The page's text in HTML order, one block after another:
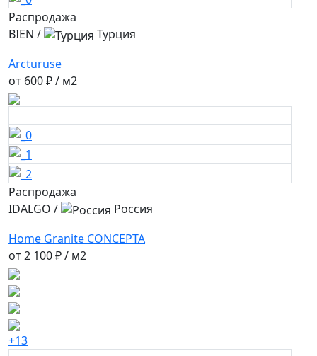
Распродажа
BIEN /
Турция
Arcturuse
от 600 ₽/ м2
Распродажа
IDALGO /
Россия
Home Granite CONCEPTA
от2 100 ₽/ м2
+13